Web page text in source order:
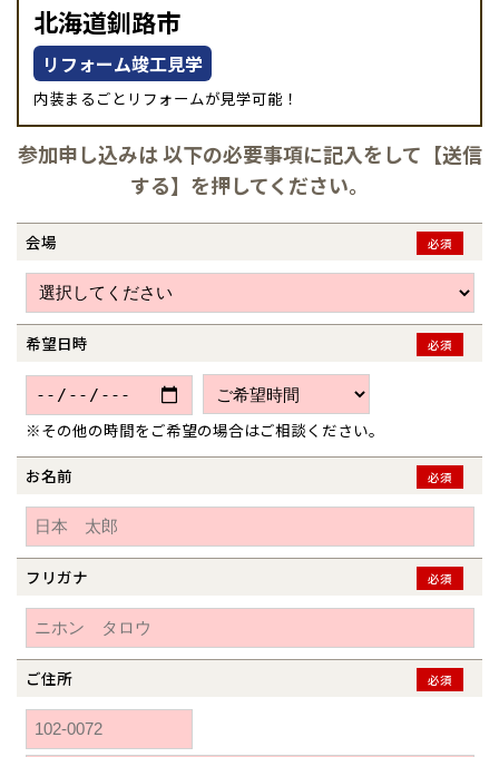
セントラルヒーティング
ギャラリー
代表ごあいさつ
企業理念
会社概要
木材調達指針
グループ会社紹介
CMギャラリー
採用情報
北海道釧路市
リフォーム竣工見学
内装まるごとリフォームが見学可能！
参加申し込みは 以下の必要事項に記入をして【送信
する】を押してください。
会場 必須
希望日時 必須
※その他の時間をご希望の場合はご相談ください。
お名前 必須
フリガナ 必須
ご住所 必須
道南
道東
岩手
山形
宮城
山梨
長野
富山
東京
神奈川
埼玉
栃木
群馬
東海
愛知
岐阜
近畿
大阪
奈良
滋賀
和歌山
中国・四国
愛媛
鳥取
島根
広島
山口
徳島
高知
佐賀
熊本
大分
宮崎
鹿児島
長崎
沖縄
※現住所のある都道府県以外の建築予定地の方でも現住所の有るお近
くの展示場又は店舗にお問合せください。
移住の計画の方もご相談対
道南
函館
室蘭
道東
帯広
釧路
岩手県
盛岡
北上
山形県
山形
郡山
いわき
山梨県
甲府
長野県
長野
松本
富山県
富山
金沢
東京都
世田谷
八王子
神奈川県
横浜
湘南
相模
埼玉
所沢
柏
茨城県
水戸
小山
群馬県
群馬
伊勢崎
東海
愛知県
名古屋
豊橋
岐阜県
静岡
近畿
大阪府
大阪
京都府
京都
兵庫県
姫路
中国・四国
岡山
香川県
高松
愛媛県
松山
佐賀県
熊本県
熊本
大分県
大分
宮崎県
宮崎
鹿児島県